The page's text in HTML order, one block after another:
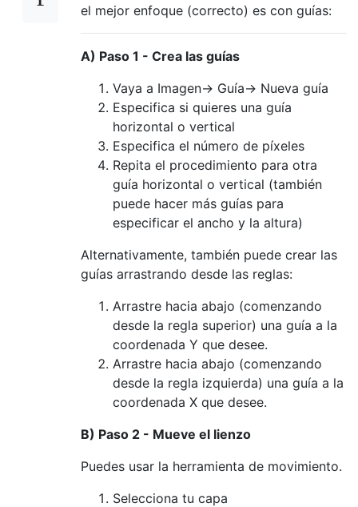
el mejor enfoque (correcto) es con guías:
A) Paso 1 - Crea las guías
Vaya a Imagen-> Guía-> Nueva guía
Especifica si quieres una guía
horizontal o vertical
Especifica el número de píxeles
Repita el procedimiento para otra
guía horizontal o vertical (también
puede hacer más guías para
especificar el ancho y la altura)
Alternativamente, también puede crear las
guías arrastrando desde las reglas:
Arrastre hacia abajo (comenzando
desde la regla superior) una guía a la
coordenada Y que desee.
Arrastre hacia abajo (comenzando
desde la regla izquierda) una guía a la
coordenada X que desee.
B) Paso 2 - Mueve el lienzo
Puedes usar la herramienta de movimiento.
Selecciona tu capa